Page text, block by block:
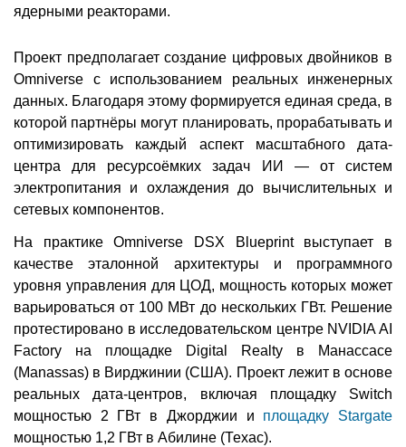
ядерными реакторами.
Проект предполагает создание цифровых двойников в
Omniverse с использованием реальных инженерных
данных. Благодаря этому формируется единая среда, в
которой партнёры могут планировать, прорабатывать и
оптимизировать каждый аспект масштабного дата-
центра для ресурсоёмких задач ИИ — от систем
электропитания и охлаждения до вычислительных и
сетевых компонентов.
На практике Omniverse DSX Blueprint выступает в
качестве эталонной архитектуры и программного
уровня управления для ЦОД, мощность которых может
варьироваться от 100 МВт до нескольких ГВт. Решение
протестировано в исследовательском центре NVIDIA AI
Factory на площадке Digital Realty в Манассасе
(Manassas) в Вирджинии (США). Проект лежит в основе
реальных дата-центров, включая площадку Switch
мощностью 2 ГВт в Джорджии и площадку Stargate
мощностью 1,2 ГВт в Абилине (Техас).